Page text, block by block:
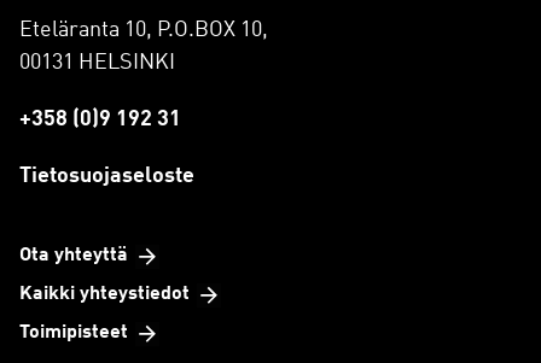
Eteläranta 10, P.O.BOX 10,
00131 HELSINKI
+358 (0)9 192 31
Tietosuojaseloste
Ota yhteyttä
Kaikki yhteystiedot
Toimipisteet